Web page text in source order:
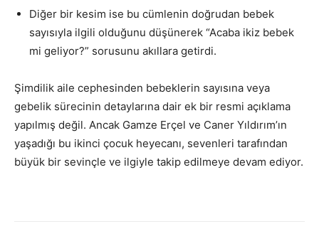
Diğer bir kesim ise bu cümlenin doğrudan bebek
sayısıyla ilgili olduğunu düşünerek “Acaba ikiz bebek
mi geliyor?” sorusunu akıllara getirdi.
Şimdilik aile cephesinden bebeklerin sayısına veya
gebelik sürecinin detaylarına dair ek bir resmi açıklama
yapılmış değil. Ancak Gamze Erçel ve Caner Yıldırım’ın
yaşadığı bu ikinci çocuk heyecanı, sevenleri tarafından
büyük bir sevinçle ve ilgiyle takip edilmeye devam ediyor.